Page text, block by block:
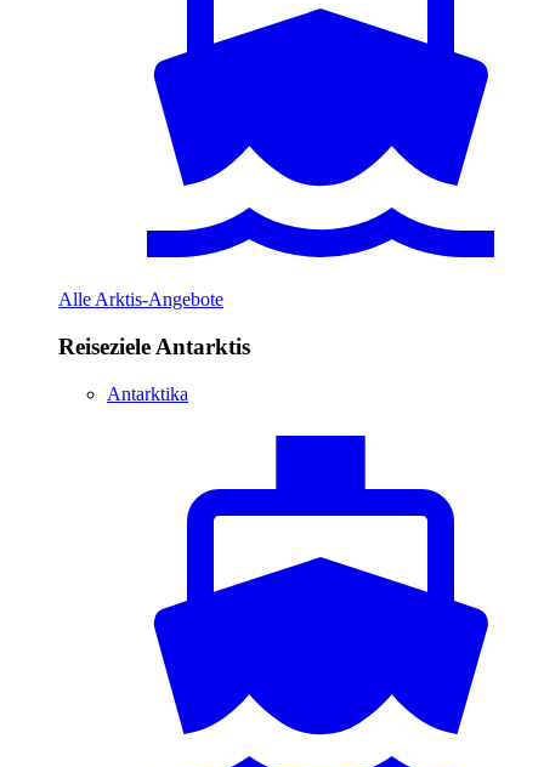
Alle Arktis-Angebote
Reiseziele Antarktis
Antarktika